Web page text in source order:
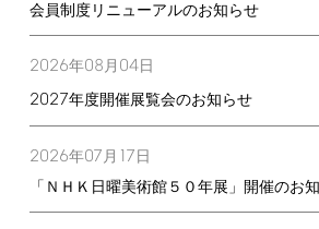
会員制度リニューアルのお知らせ
2026年08月 04日
2027年度開催展覧会のお知らせ
2026年07月 17日
「ＮＨＫ日曜美術館５０年展」開催のお